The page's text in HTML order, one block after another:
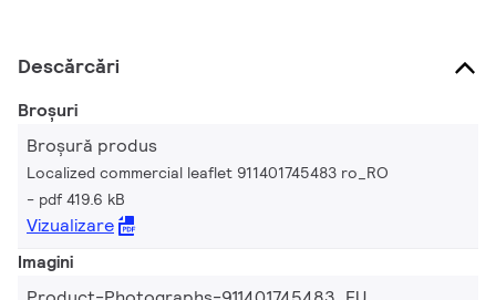
Descărcări
Broșuri
Broșură produs
Localized commercial leaflet 911401745483 ro_RO
pdf 419.6 kB
Vizualizare
Imagini